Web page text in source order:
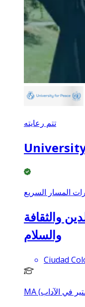
تتم رعايته
المسار السريع
والثقافة
والسلام